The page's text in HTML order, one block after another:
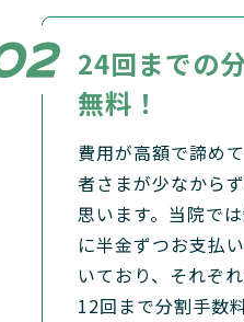
24回までの
無料！
費用が高額で諦め
者さまが少なから
思います。当院で
に半金ずつお支払
いており、それぞ
12回まで分割手数